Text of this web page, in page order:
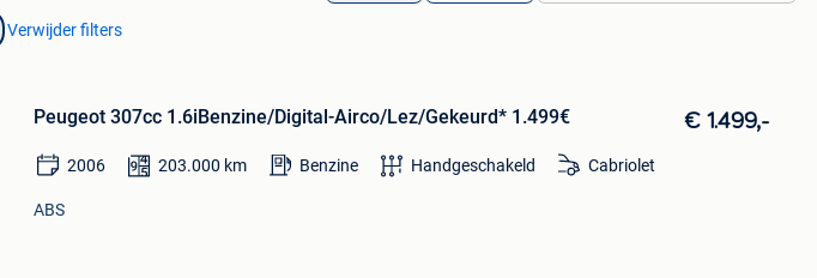
Verwijder filters
Peugeot 307cc 1.6iBenzine/Digital-Airco/Lez/Gekeurd* 1.499€ € 1.499,-
2006 203.000 km Benzine Handgeschakeld Cabriolet
ABS